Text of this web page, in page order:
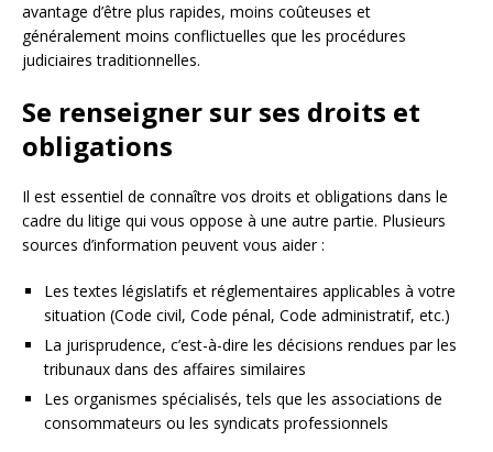
avantage d’être plus rapides, moins coûteuses et
généralement moins conflictuelles que les procédures
judiciaires traditionnelles.
Se renseigner sur ses droits et
obligations
Il est essentiel de connaître vos droits et obligations dans le
cadre du litige qui vous oppose à une autre partie. Plusieurs
sources d’information peuvent vous aider :
Les textes législatifs et réglementaires applicables à votre
situation (Code civil, Code pénal, Code administratif, etc.)
La jurisprudence, c’est-à-dire les décisions rendues par les
tribunaux dans des affaires similaires
Les organismes spécialisés, tels que les associations de
consommateurs ou les syndicats professionnels